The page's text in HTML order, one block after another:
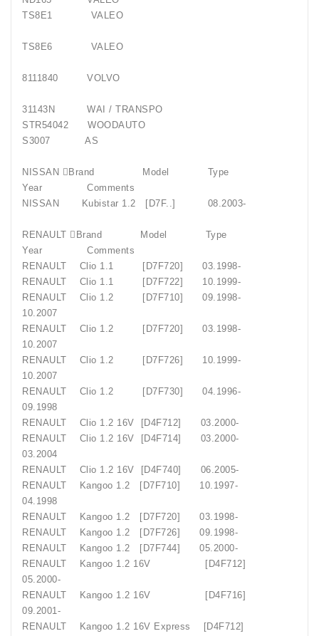
TS8E1 VALEO
TS8E6 VALEO
8111840 VOLVO
31143N WAI / TRANSPO
STR54042 WOODAUTO
S3007 AS
NISSAN Brand Model Type
Year Comments
NISSAN Kubistar 1.2 [D7F..] 08.2003-
RENAULT Brand Model Type
Year Comments
RENAULT Clio 1.1 [D7F720] 03.1998-
RENAULT Clio 1.1 [D7F722] 10.1999-
RENAULT Clio 1.2 [D7F710] 09.1998-
10.2007
RENAULT Clio 1.2 [D7F720] 03.1998-
10.2007
RENAULT Clio 1.2 [D7F726] 10.1999-
10.2007
RENAULT Clio 1.2 [D7F730] 04.1996-
09.1998
RENAULT Clio 1.2 16V [D4F712] 03.2000-
RENAULT Clio 1.2 16V [D4F714] 03.2000-
03.2004
RENAULT Clio 1.2 16V [D4F740] 06.2005-
RENAULT Kangoo 1.2 [D7F710] 10.1997-
04.1998
RENAULT Kangoo 1.2 [D7F720] 03.1998-
RENAULT Kangoo 1.2 [D7F726] 09.1998-
RENAULT Kangoo 1.2 [D7F744] 05.2000-
RENAULT Kangoo 1.2 16V [D4F712]
05.2000-
RENAULT Kangoo 1.2 16V [D4F716]
09.2001-
RENAULT Kangoo 1.2 16V Express [D4F712]